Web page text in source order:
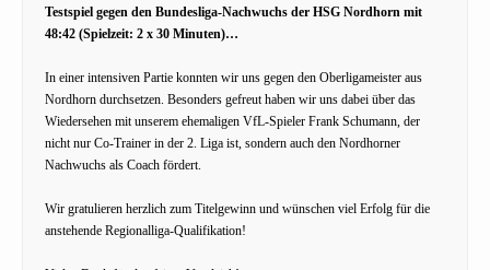
Testspiel gegen den Bundesliga-Nachwuchs der HSG Nordhorn mit
48:42 (Spielzeit: 2 x 30 Minuten)…
In einer intensiven Partie konnten wir uns gegen den Oberligameister aus
Nordhorn durchsetzen. Besonders gefreut haben wir uns dabei über das
Wiedersehen mit unserem ehemaligen VfL-Spieler Frank Schumann, der
nicht nur Co-Trainer in der 2. Liga ist, sondern auch den Nordhorner
Nachwuchs als Coach fördert.
Wir gratulieren herzlich zum Titelgewinn und wünschen viel Erfolg für die
anstehende Regionalliga-Qualifikation!